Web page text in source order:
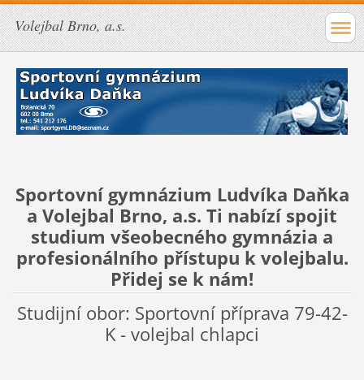
Volejbal Brno, a.s.
Sportovní gymnázium Ludvíka Daňka
a Volejbal Brno, a.s. Ti nabízí spojit
studium všeobecného gymnázia a
profesionálního přístupu k volejbalu.
Přidej se k nám!
Studijní obor: Sportovní příprava 79-42-
K - volejbal chlapci